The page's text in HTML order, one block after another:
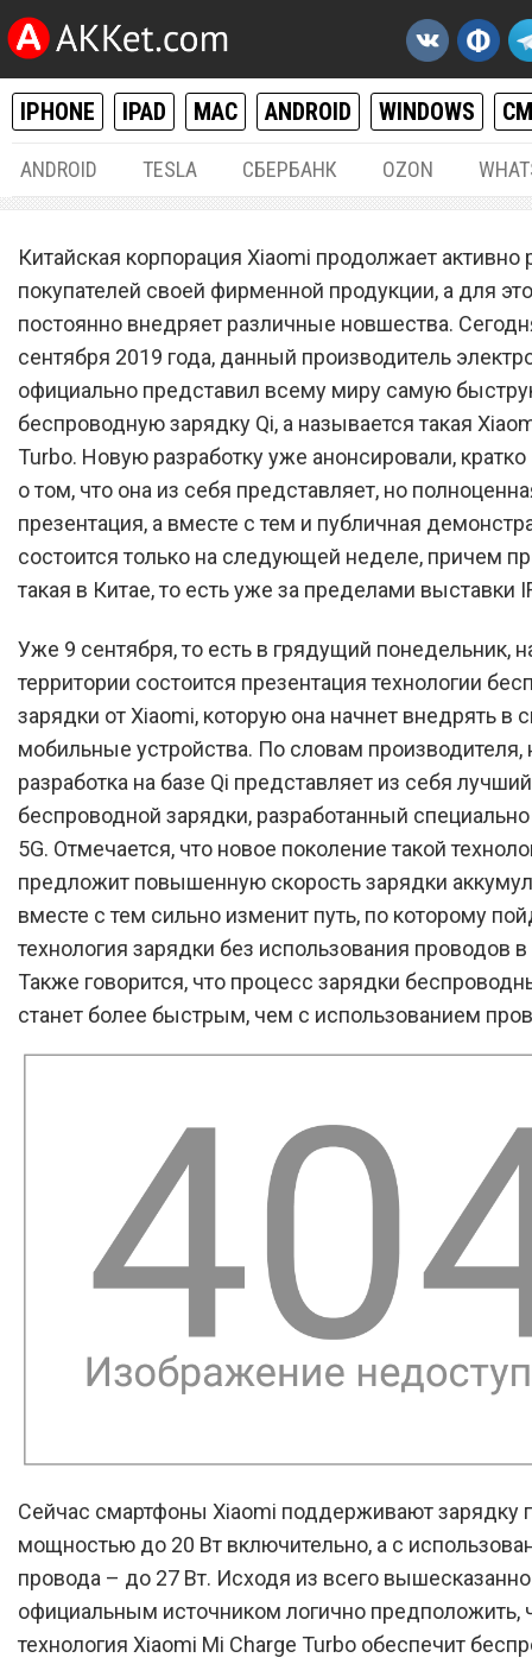
IPHONE IPAD MAC ANDROID WINDOWS
ANDROID TESLA СБЕРБАНК OZON
Xiaomi Mi Charge Turbo –
быстрая в мире
зарядка Qi
Китайская корпорация Xiaomi продолжает активно
покупателей своей фирменной продукции, а для
постоянно внедряет различные новшества.
сентября 2019 года, данный производитель
официально представил всему миру самую
беспроводную зарядку Qi, а называется такая
Turbo. Новую разработку уже анонсировали, кратко
о том, что она из себя представляет, но
презентация, а вместе с тем и публичная
состоится только на следующей неделе, причем
такая в Китае, то есть уже за пределами выставки
Уже 9 сентября, то есть в грядущий понедельник,
территории состоится презентация технологии
зарядки от Xiaomi, которую она начнет внедрять в
мобильные устройства. По словам производителя,
разработка на базе Qi представляет из себя
беспроводной зарядки, разработанный
5G. Отмечается, что новое поколение такой
предложит повышенную скорость зарядки
вместе с тем сильно изменит путь, по которому
технология зарядки без использования проводов
Также говорится, что процесс зарядки
станет более быстрым, чем с использованием
Сейчас смартфоны Xiaomi поддерживают зарядку
мощностью до 20 Вт включительно, а с
провода – до 27 Вт. Исходя из всего
официальным источником логично предположить,
технология Xiaomi Mi Charge Turbo обеспечит